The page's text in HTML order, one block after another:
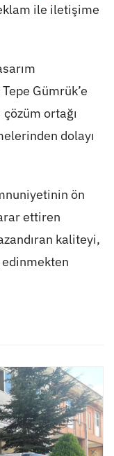
ile iletişime
Gümrük’e
ortağı
dolayı
ön
ettiren
kaliteyi,